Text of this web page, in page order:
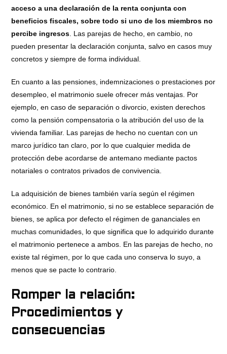
acceso a una declaración de la renta conjunta con
beneficios fiscales, sobre todo si uno de los miembros no
percibe ingresos . Las parejas de hecho, en cambio, no
pueden presentar la declaración conjunta, salvo en casos muy
concretos y siempre de forma individual.
En cuanto a las pensiones, indemnizaciones o prestaciones por
desempleo, el matrimonio suele ofrecer más ventajas. Por
ejemplo, en caso de separación o divorcio, existen derechos
como la pensión compensatoria o la atribución del uso de la
vivienda familiar. Las parejas de hecho no cuentan con un
marco jurídico tan claro, por lo que cualquier medida de
protección debe acordarse de antemano mediante pactos
notariales o contratos privados de convivencia.
La adquisición de bienes también varía según el régimen
económico. En el matrimonio, si no se establece separación de
bienes, se aplica por defecto el régimen de gananciales en
muchas comunidades, lo que significa que lo adquirido durante
el matrimonio pertenece a ambos. En las parejas de hecho, no
existe tal régimen, por lo que cada uno conserva lo suyo, a
menos que se pacte lo contrario.
Romper la relación:
Procedimientos y
consecuencias